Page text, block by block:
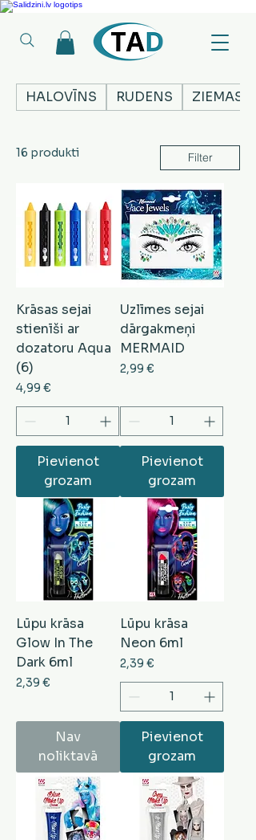
Ledusskapji, Sadzīves tehnika, Smaržas,
HALOVĪNS RUDENS
16 produkti Filter
Krāsas sejai
stienīši ar
dozatoru Aqua
(6)
Cena
4,99 €
Pievienot
grozam
Uzlīmes sejai
dārgakmeņi
MERMAID
Cena
2,99 €
Pievienot
grozam
Lūpu krāsa
Glow In The
Dark 6ml
Cena
2,39 €
Nav
noliktavā
Lūpu krāsa
Neon 6ml
Cena
2,39 €
Pievienot
grozam